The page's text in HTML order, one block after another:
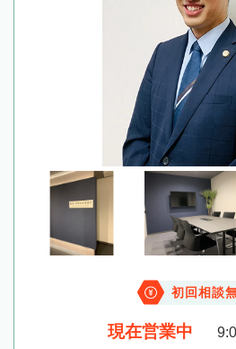
初回相談
現在営業中